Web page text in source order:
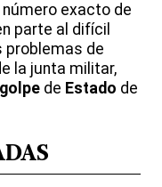
exacto de
parte al difícil
problemas de
la junta militar,
golpe de Estado de